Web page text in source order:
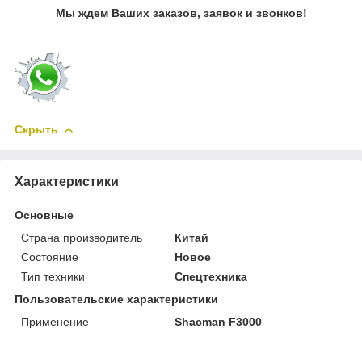
Мы ждем Ваших заказов, заявок и звонков!
Скрыть
Характеристики
Основные
Страна производитель
Китай
Состояние
Новое
Тип техники
Спецтехника
Пользовательские характеристики
Применение
Shacman F3000